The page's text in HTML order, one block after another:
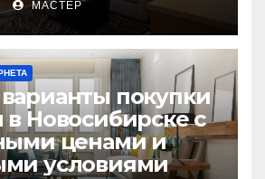
МАСТЕР
покупки
Новосибирске с
ценами и
условиями